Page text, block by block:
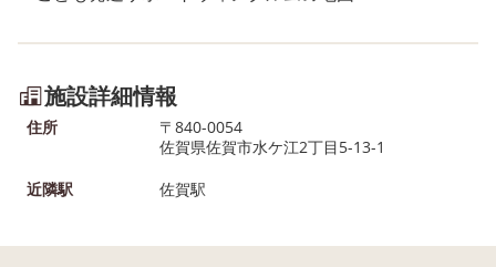
施設詳細情報
住所
〒840-0054
佐賀県佐賀市水ケ江2丁目5-13-1
近隣駅
佐賀駅